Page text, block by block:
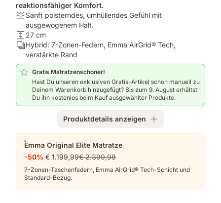
reaktionsfähiger Komfort.
Festigkeit:
Sanft
polsterndes,
umhüllendes
Gefühl
mit
ausgewogenem
Sanft polsterndes, umhüllendes Gefühl mit
ausgewogenem Halt.
Höhe:
27
27 cm
Schichten:
Hybrid:
7-
Zonen-
Federn,
Emma
AirGrid®
Hybrid: 7-Zonen-Federn, Emma AirGrid® Tech,
verstärkte Rand
Gratis Matratzenschoner!
Hast Du unseren exklusiven Gratis-Artikel schon manuell zu
Deinem Warenkorb hinzugefügt? Bis zum 9. August erhältst
Du ihn kostenlos beim Kauf ausgewählter Produkte.
Produktdetails anzeigen
Emma Original Elite Matratze
-50% € 1.199,99€ 2.399,98
7-Zonen-Taschenfedern, Emma AirGrid® Tech-Schicht und
Standard-Bezug.